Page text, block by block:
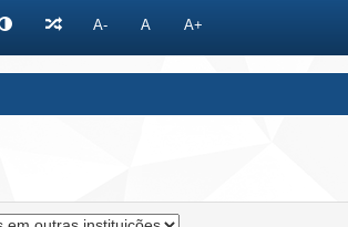
A- A A+